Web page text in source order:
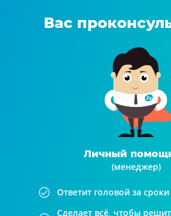
Вас
Личный
(менеджер)
Ответит головой за сроки
Сделает всё, чтобы